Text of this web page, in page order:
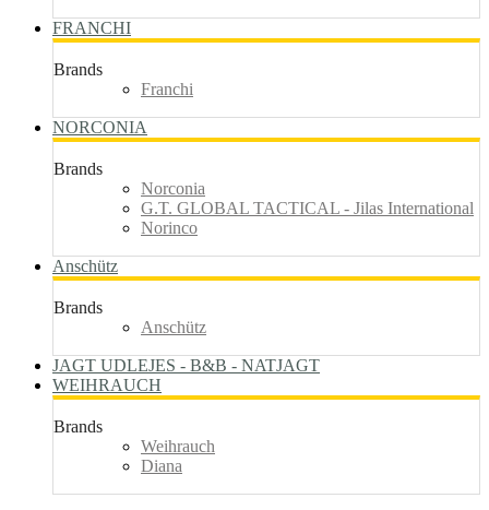
FRANCHI
Brands
Franchi
NORCONIA
Brands
Norconia
G.T. GLOBAL TACTICAL - Jilas International
Norinco
Anschütz
Brands
Anschütz
JAGT UDLEJES - B&B - NATJAGT
WEIHRAUCH
Brands
Weihrauch
Diana